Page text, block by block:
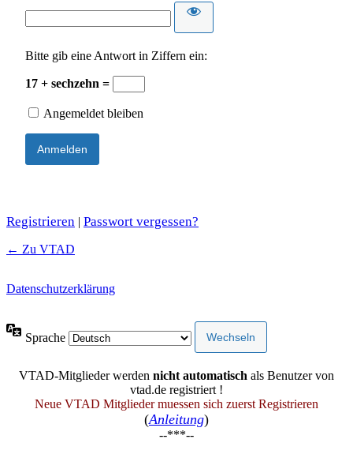
Bitte gib eine Antwort in Ziffern ein:
17 + sechzehn =
Angemeldet bleiben
Registrieren | Passwort vergessen?
← Zu VTAD
Datenschutzerklärung
Sprache
VTAD-Mitglieder werden nicht automatisch als Benutzer von
vtad.de registriert !
Neue VTAD Mitglieder muessen sich zuerst Registrieren
(Anleitung)
--***--